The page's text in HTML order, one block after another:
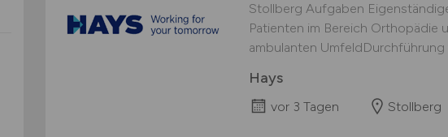
Stollberg Aufgaben
Patienten im Bereich Orthopädie
ambulanten UmfeldDurchführung
Hays
vor 3 Tagen Stollberg